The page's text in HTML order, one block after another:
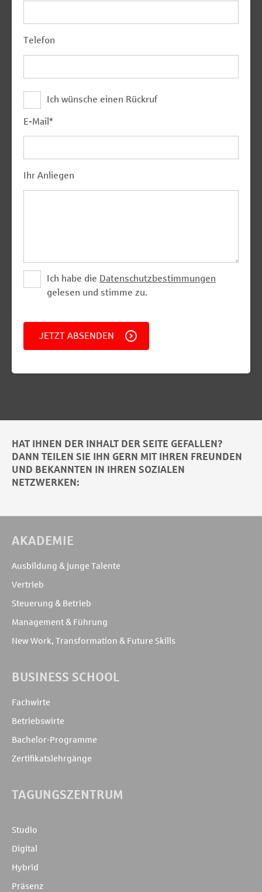
Telefon
Ich wünsche einen Rückruf
E-Mail*
Ihr Anliegen
Ich habe die Datenschutzbestimmungen
gelesen und stimme zu.
JETZT ABSENDEN
HAT IHNEN DER INHALT DER SEITE GEFALLEN?
DANN TEILEN SIE IHN GERN MIT IHREN FREUNDEN
UND BEKANNTEN IN IHREN SOZIALEN
NETZWERKEN:
AKADEMIE
Ausbildung & junge Talente
Vertrieb
Steuerung & Betrieb
Management & Führung
New Work, Transformation & Future Skills
BUSINESS SCHOOL
Fachwirte
Betriebswirte
Bachelor-Programme
Zertifikatslehrgänge
TAGUNGSZENTRUM
Studio
Digital
Hybrid
Präsenz